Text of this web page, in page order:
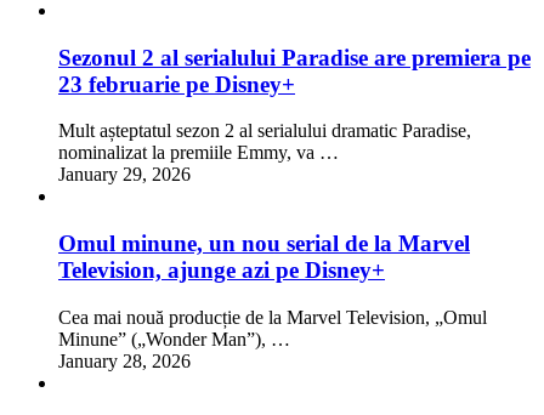
Sezonul 2 al serialului Paradise are premiera pe
23 februarie pe Disney+
Mult așteptatul sezon 2 al serialului dramatic Paradise,
nominalizat la premiile Emmy, va …
January 29, 2026
Omul minune, un nou serial de la Marvel
Television, ajunge azi pe Disney+
Cea mai nouă producție de la Marvel Television, „Omul
Minune” („Wonder Man”), …
January 28, 2026